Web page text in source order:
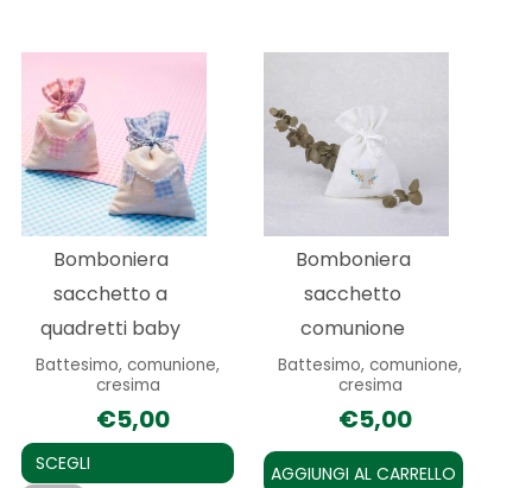
Bomboniera
sacchetto a
quadretti baby
Battesimo, comunione,
cresima
€5,00
SCEGLI
Questo
ha
più
varianti.
Le
opzioni
possono
essere
scelte
nella
pagina
Bomboniera
sacchetto
comunione
Battesimo, comunione,
cresima
€5,00
AGGIUNGI AL CARRELLO